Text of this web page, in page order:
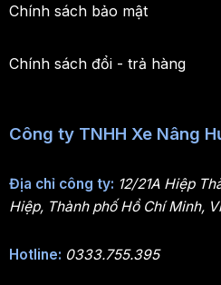
Chính sách bảo mật
Chính sách đổi - trả hàng
Công ty TNHH Xe Nâng
Địa chỉ công ty: 12/21A Hiệp
Hiệp, Thành phố Hồ Chí Minh,
Hotline: 0333.755.395